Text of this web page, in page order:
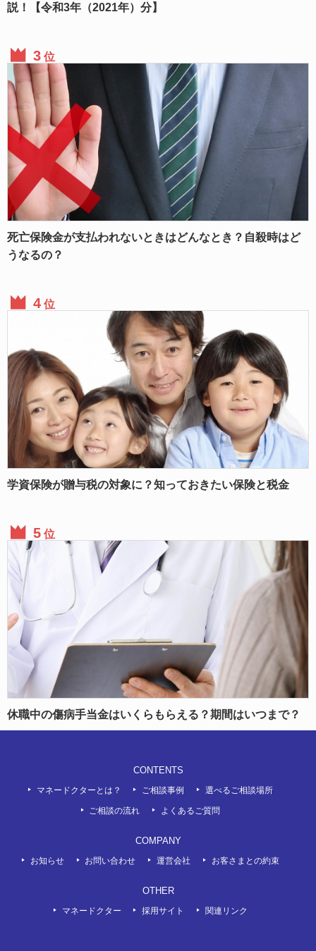
説！【令和3年（2021年）分】
位
死亡保険金が支払われないときはどんなとき？自殺時はど
うなるの？
位
学資保険が贈与税の対象に？知っておきたい保険と税金
位
休職中の傷病手当金はいくらもらえる？期間はいつまで？
CONTENTS
マネードクターとは？ ご相談事例 選べるご相談場所
ご相談の流れ よくあるご質問
COMPANY
お知らせ お問い合わせ 運営会社 お客さまとの約束
OTHER
マネードクター 採用サイト 関連リンク